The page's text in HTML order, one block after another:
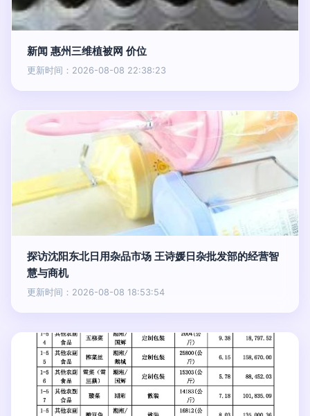
新闻 惠州三维植被网 价位
更新时间：2026-08-08 22:38:23
探访沈阳东北日用杂品市场 王诗媛日杂批发部的经营智
慧与商机
更新时间：2026-08-08 18:53:54